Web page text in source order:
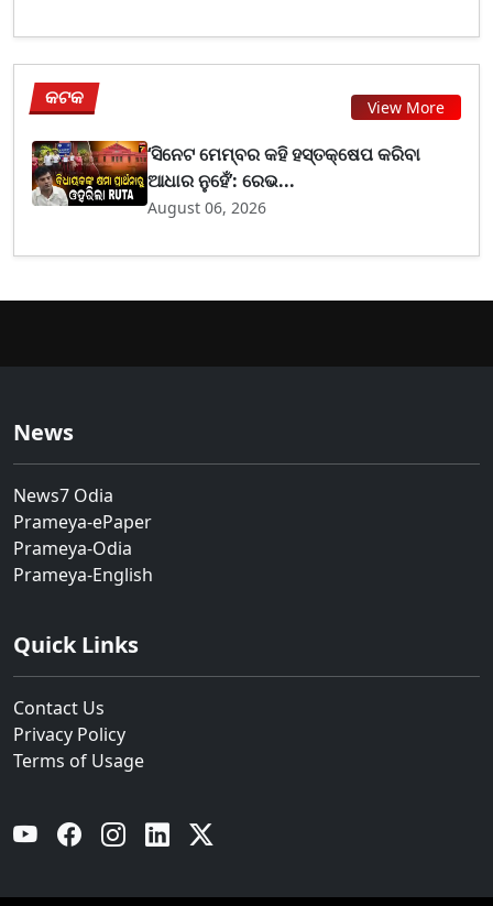
କଟକ View More
‘ସିନେଟ ମେମ୍ବର କହି ହସ୍ତକ୍ଷେପ କରିବା
ଆଧାର ନୁହେଁ’: ରେଭ...
August 06, 2026
News
News7 Odia
Prameya-ePaper
Prameya-Odia
Prameya-English
Quick Links
Contact Us
Privacy Policy
Terms of Usage
YouTube Facebook Instagram Linkedin